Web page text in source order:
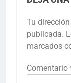
Tu
publicada.
marcados
Comentario